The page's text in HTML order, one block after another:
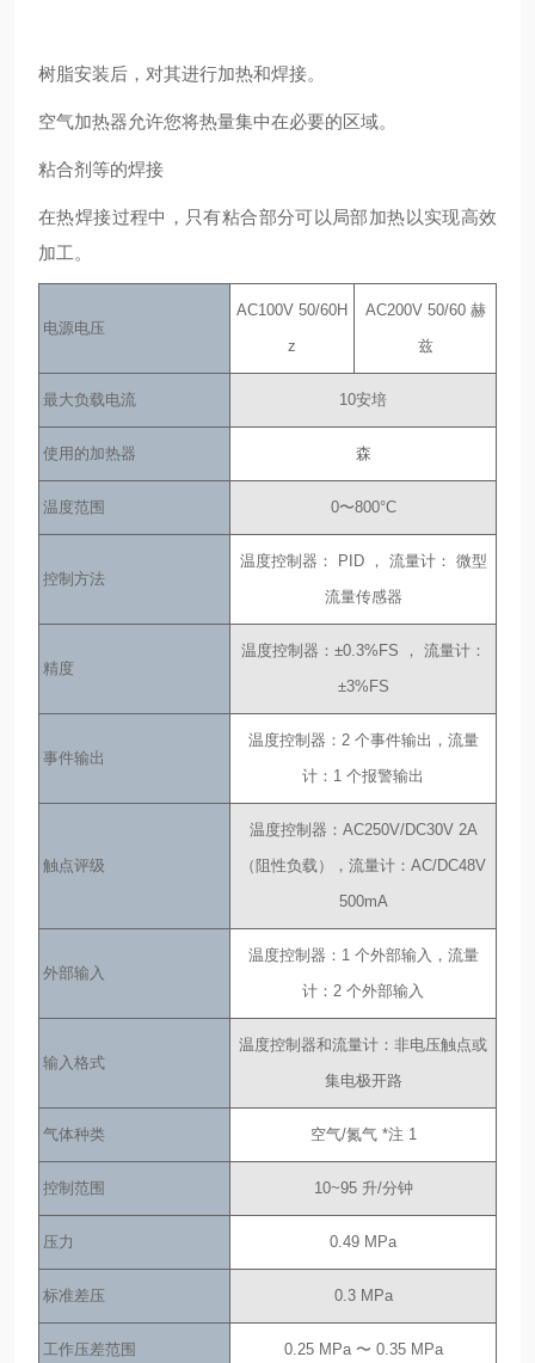
树脂安装后，对其进行加热和焊接。
空气加热器允许您将热量集中在必要的区域。
粘合剂等的焊接
在热焊接过程中，只有粘合部分可以局部加热以实现高效
加工。
电源电压
AC100V 50/60H
z
AC200V 50/60 赫
兹
最大负载电流 10安培
使用的加热器 森
温度范围 0〜800°C
控制方法
温度控制器： PID ， 流量计： 微型
流量传感器
精度
温度控制器：±0.3%FS ， 流量计：
±3%FS
事件输出
温度控制器：2 个事件输出，流量
计：1 个报警输出
触点评级
温度控制器：AC250V/DC30V 2A
（阻性负载），流量计：AC/DC48V
500mA
外部输入
温度控制器：1 个外部输入，流量
计：2 个外部输入
输入格式
温度控制器和流量计：非电压触点或
集电极开路
气体种类 空气/氮气 *注 1
控制范围 10~95 升/分钟
压力 0.49 MPa
标准差压 0.3 MPa
工作压差范围 0.25 MPa 〜 0.35 MPa